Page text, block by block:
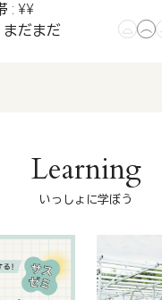
: ¥¥
まだまだ
Learning
いっしょに学ぼう